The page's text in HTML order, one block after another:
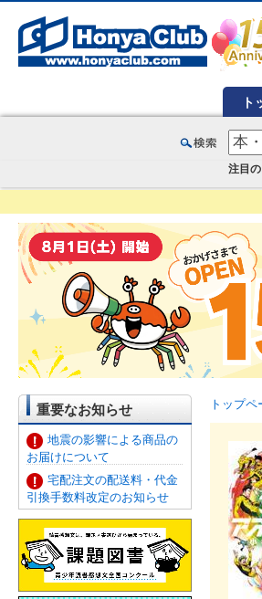
ト
注目
重要なお知らせ
地震の影響による商品の
お届けについて
宅配注文の配送料・代金
引換手数料改定のお知らせ
トップペ